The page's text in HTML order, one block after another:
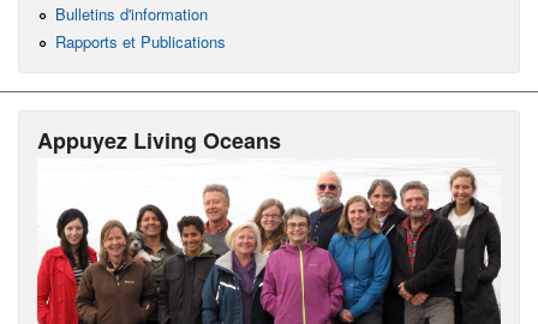
Bulletins d'information
Rapports et Publications
Appuyez Living Oceans